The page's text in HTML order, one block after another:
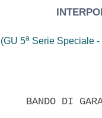
(GU 5a Serie Speciale